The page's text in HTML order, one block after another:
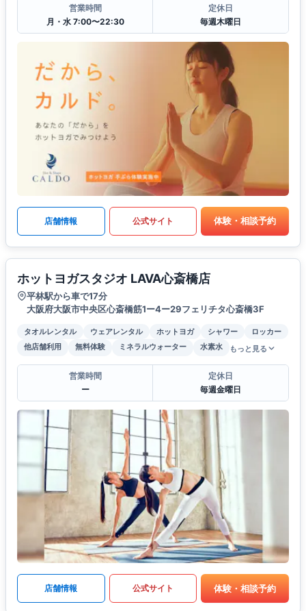
営業時間
月・水 7:00〜22:30
定休日
毎週木曜日
店舗情報 公式サイト 体験・相談予約
ホットヨガスタジオ LAVA心斎橋店
平林駅から車で17分
大阪府大阪市中央区心斎橋筋1ー4ー29フェリチタ心斎橋3F
タオルレンタル ウェアレンタル ホットヨガ シャワー
ロッカー
他店舗利用
無料体験 ミネラルウォーター 水素水 もっと見る
営業時間
ー
定休日
毎週金曜日
店舗情報 公式サイト 体験・相談予約